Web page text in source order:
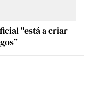
"está a criar